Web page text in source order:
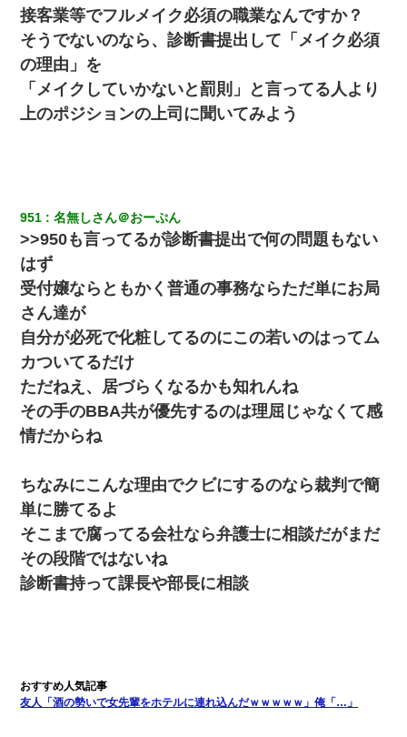
13歳娘が元嫁のところから逃げてきた。どう扱ったらいいのかわ
からない
小学生の妹が20代の弟とチューしてるのに、見て見ぬふりの親を
見てから実家を出た。それから15年、妹が弟の子を妊娠したらし
くもう堕胎できない月なんだと母から連絡がきた…｜生活｜ワロ
タあんてな
彼女(美人女医)にネックレスをプレゼント。「こんな安物を渡すく
らいなら、渡さないほうがマシだからね」→ ６０万したと話した
ら・・・
旦那の元カノをSNSで探して写真を保存して顔面評価スレで写真
を晒してた。ほとんどがブスという評価の中で二人ほど意外に好
評価で苦々しく思った
【悲報】姉と入浴中に大きくなってしまった結果ｗｗｗｗｗｗｗ
ｗ
【考察】兄嫁急死の1年後、兄が引越すというので手伝いに行った
ら下着が入った引き出しの奥にとんでもないモノを見つけた
父が他界→父のフリン相手『どうか相続を放棄して下さい、昔の
ことは謝ります。ごめんなさい…』私「お子さんはフリン略奪婚
って知ってるの？」相手『 』結果→
高1のとき男に襲われ、不妊の叔母に頼まれて出産。→叔母夫婦が
養子縁組してアメリカに子供を連れ帰った。→9・11で叔母夫婦が
亡くなってしまい…
「パワハラを受けたから思い切って転職した」とSNSで呟いた
ら、速攻でパワハラかました元上司がLINEを送ってきた。
接客業等でフルメイク必須の職業なんですか？
そうでないのなら、診断書提出して「メイク必須
の理由」を
「メイクしていかないと罰則」と言ってる人より
上のポジションの上司に聞いてみよう
951 名無しさん＠おーぷん
>>950も言ってるが診断書提出で何の問題もない
はず
受付嬢ならともかく普通の事務ならただ単にお局
さん達が
自分が必死で化粧してるのにこの若いのはってム
カついてるだけ
ただねえ、居づらくなるかも知れんね
その手のBBA共が優先するのは理屈じゃなくて感
情だからね
ちなみにこんな理由でクビにするのなら裁判で簡
単に勝てるよ
そこまで腐ってる会社なら弁護士に相談だがまだ
その段階ではないね
診断書持って課長や部長に相談
友人「酒の勢いで女先輩をホテルに連れ込んだｗｗｗｗｗ」俺「…」